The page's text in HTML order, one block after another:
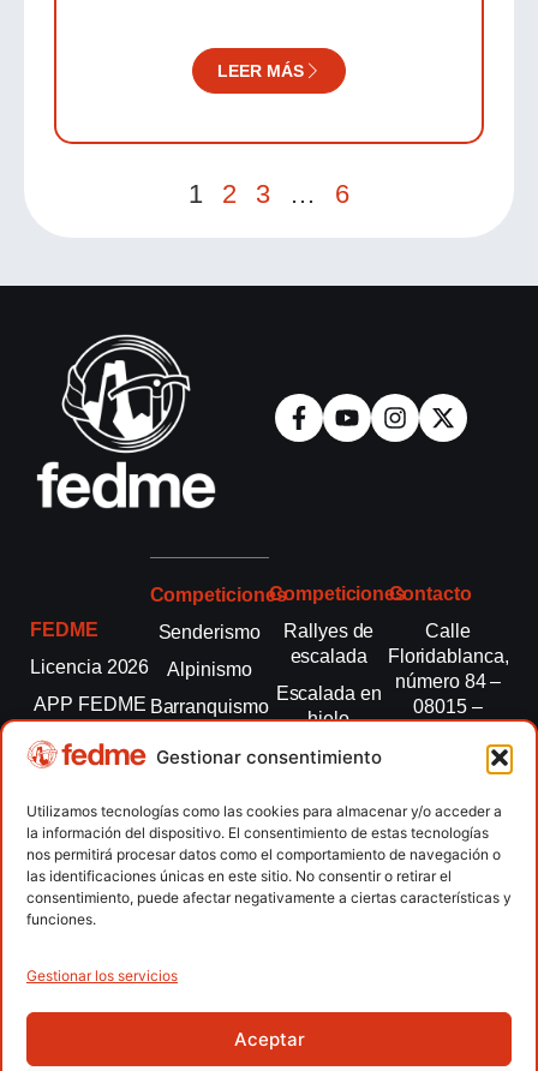
Gestionar consentimiento
Utilizamos tecnologías como las cookies para almacenar y/o acceder a
la información del dispositivo. El consentimiento de estas tecnologías
nos permitirá procesar datos como el comportamiento de navegación o
las identificaciones únicas en este sitio. No consentir o retirar el
consentimiento, puede afectar negativamente a ciertas características y
funciones.
Gestionar los servicios
Aceptar
LEER MÁS
1 2 3 … 6
FEDME
Licencia 2026
APP FEDME
Transparencia
autonómicas
Clubes
Contacto
Competiciones
Senderismo
Alpinismo
Barranquismo
montaña
Escalada
Escalada
paralimpica
Competiciones
Rallyes de
escalada
Escalada en
hielo
Esquí de
Marcha
Nórdica
Raquetas de
nieve
Contacto
Calle
Floridablanca,
número 84 –
08015 –
fedme@fedme.es
934 264 267
Copyright © 2026 Federación Española de Deportes de
Montaña y Escalada | Desarrollado porTOOOLS